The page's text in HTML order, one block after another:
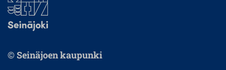
© Seinäjoen kaupunki